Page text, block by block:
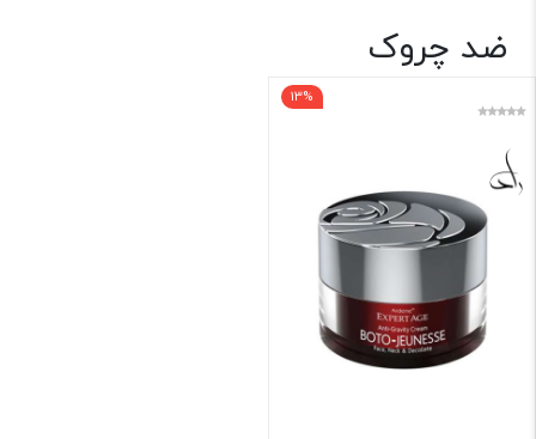
بهداشتی
فقط کالاهای موجود
فیلتر براساس قیمت :
قیمت:
ضد چروک
13%